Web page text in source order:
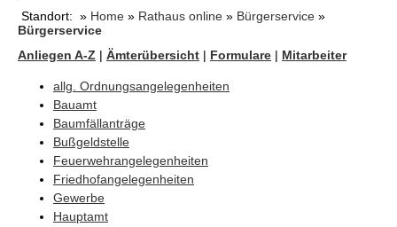
Standort: » Home » Rathaus online » Bürgerservice »
Bürgerservice
Anliegen A-Z | Ämterübersicht | Formulare | Mitarbeiter
allg. Ordnungsangelegenheiten
Bauamt
Baumfällanträge
Bußgeldstelle
Feuerwehrangelegenheiten
Friedhofangelegenheiten
Gewerbe
Hauptamt